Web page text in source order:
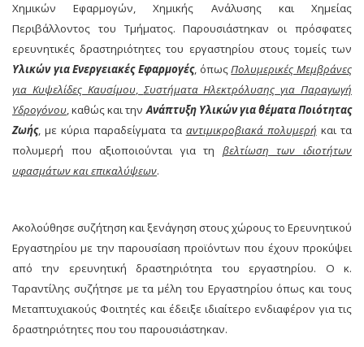
Χημικών Εφαρμογών, Χημικής Ανάλυσης και Χημείας
Περιβάλλοντος του Τμήματος. Παρουσιάστηκαν οι πρόσφατες
ερευνητικές δραστηριότητες του εργαστηρίου στους τομείς των
Υλικών για Ενεργειακές Εφαρμογές, όπωςΠολυμερικές Μεμβράνες
για Κυψελίδες Καυσίμου, Συστήματα Ηλεκτρόλυσης για Παραγωγή
Υδρογόνου, καθώς και τηνΑνάπτυξη Υλικών για θέματα Ποιότητας
Ζωής, με κύρια παραδείγματα τα αντιμικροβιακά πολυμερή και τα
πολυμερή που αξιοποιούνται για τη βελτίωση των ιδιοτήτων
υφασμάτων και επικαλύψεων.
Ακολούθησε συζήτηση και ξενάγηση στους χώρους το Ερευνητικού
Εργαστηρίου με την παρουσίαση προϊόντων που έχουν προκύψει
από την ερευνητική δραστηριότητα του εργαστηρίου. Ο κ.
Ταραντίλης συζήτησε με τα μέλη του Εργαστηρίου όπως και τους
Μεταπτυχιακούς Φοιτητές και έδειξε ιδιαίτερο ενδιαφέρον για τις
δραστηριότητες που του παρουσιάστηκαν.